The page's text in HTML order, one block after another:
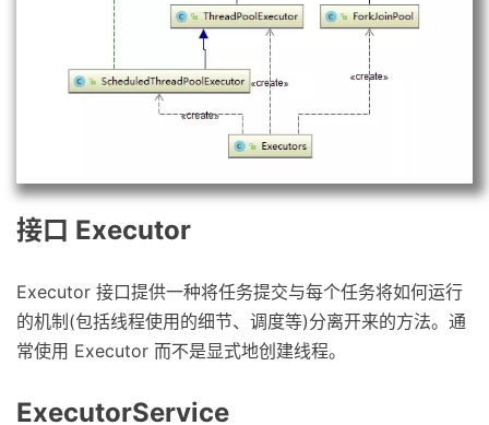
接口 Executor
Executor 接口提供一种将任务提交与每个任务将如何运行
的机制(包括线程使用的细节、调度等)分离开来的方法。通
常使用 Executor 而不是显式地创建线程。
ExecutorService